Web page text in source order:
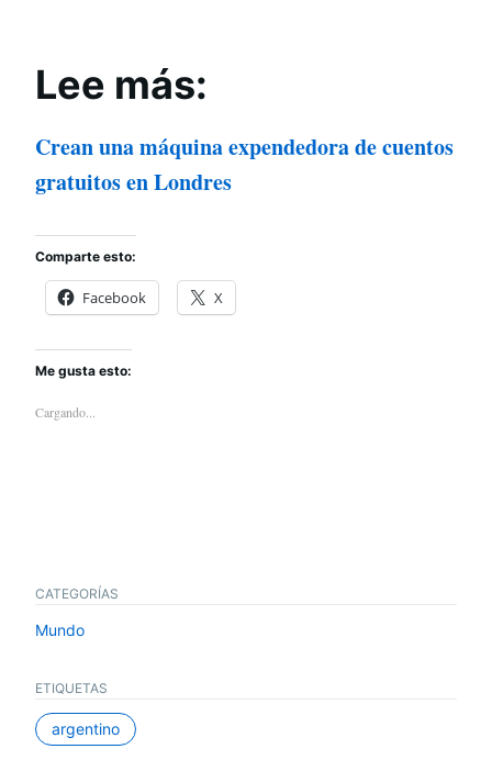
Lee más:
Crean una máquina expendedora de cuentos
gratuitos en Londres
Comparte esto:
Facebook X
Me gusta esto:
Cargando...
CATEGORÍAS
Mundo
ETIQUETAS
argentino